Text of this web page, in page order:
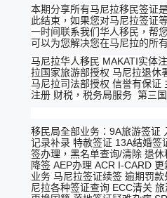
本期分享所有马尼拉移民签证
此结束，如果您对马尼拉签证
一时间联系我们华人移民，帮
可以为您解决您在马尼拉的所
马尼拉华人移民 MAKATI实体
拉国家旅游部授权 马尼拉退休
马尼拉司法部授权 信誉有保证
注册 财税，税务局服务 第三
移民局全部业务：9A旅游签证
记录补录 特赦签证 13A结婚签
签办理，黑名单查询/清除 退
降签 AEP办理 ACR I-CARD
业务 马尼拉签证续签 逾期罚
尼拉各种签证查询 ECC清关